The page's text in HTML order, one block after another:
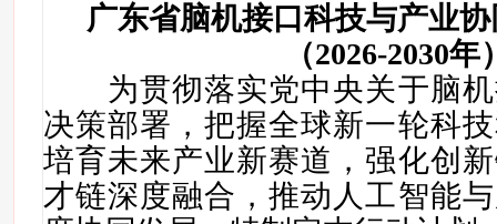
广东省脑机接口科技与产业协
（2026-2030年
为贯彻落实党中央关于脑机
决策部署，把握全球新一轮科
培育未来产业新赛道，强化创
才链深度融合，推动人工智能